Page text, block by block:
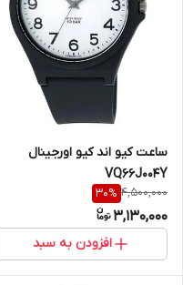
ساعت کیو اند کیو اورجینال
VQ66J004Y
4,500,000
30%
3,130,000
افزودن به سبد